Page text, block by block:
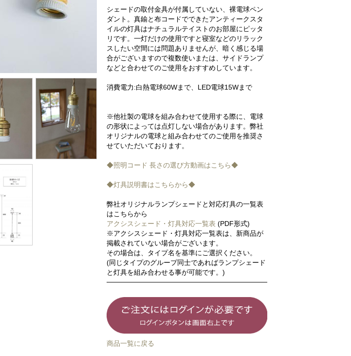
シェードの取付金具が付属していない、裸電球ペン
ダント。真鍮と布コードでできたアンティークスタ
イルの灯具はナチュラルテイストのお部屋にピッタ
リです。一灯だけの使用ですと寝室などのリラック
スしたい空間には問題ありませんが、暗く感じる場
合がございますので複数使いまたは、サイドランプ
などと合わせてのご使用をおすすめしています。
消費電力:白熱電球60Wまで、LED電球15Wまで
※他社製の電球を組み合わせて使用する際に、電球
の形状によっては点灯しない場合があります。弊社
オリジナルの電球と組み合わせてのご使用を推奨さ
せていただいております。
◆照明コード 長さの選び方動画はこちら◆
◆灯具説明書はこちらから◆
弊社オリジナルランプシェードと対応灯具の一覧表
はこちらから
アクシスシェード・灯具対応一覧表 (PDF形式)
※アクシスシェード・灯具対応一覧表は、新商品が
掲載されていない場合がございます。
その場合は、タイプ名を基準にご選択ください。
(同じタイプのグループ同士であればランプシェード
と灯具を組み合わせる事が可能です。)
商品一覧に戻る